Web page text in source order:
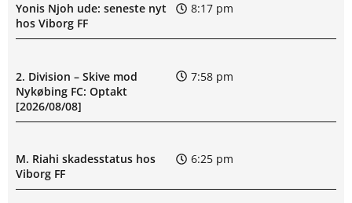
Yonis Njoh ude: seneste nyt
hos Viborg FF
8:17 pm
2. Division – Skive mod
Nykøbing FC: Optakt
[2026/08/08]
7:58 pm
M. Riahi skadesstatus hos
Viborg FF
6:25 pm